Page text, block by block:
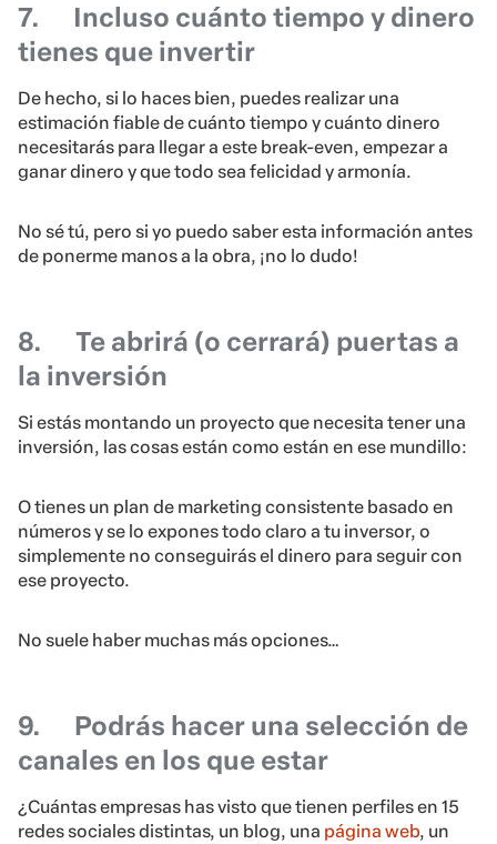
7.
Incluso cuánto tiempo y dinero
tienes que invertir
De hecho, si lo haces bien, puedes realizar una
estimación fiable de cuánto tiempo y cuánto dinero
necesitarás para llegar a este break-even, empezar a
ganar dinero y que todo sea felicidad y armonía.
No sé tú, pero si yo puedo saber esta información antes
de ponerme manos a la obra, ¡no lo dudo!
8.
Te abrirá (o cerrará) puertas a
la inversión
Si estás montando un proyecto que necesita tener una
inversión, las cosas están como están en ese mundillo:
O tienes un plan de marketing consistente basado en
números y se lo expones todo claro a tu inversor, o
simplemente no conseguirás el dinero para seguir con
ese proyecto.
No suele haber muchas más opciones…
9.
Podrás hacer una selección de
canales en los que estar
¿Cuántas empresas has visto que tienen perfiles en 15
redes sociales distintas, un blog, una página web, un